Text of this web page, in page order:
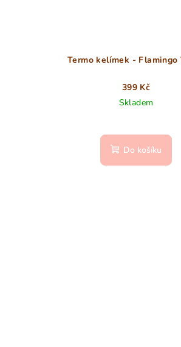
Termo kelímek - Flamingo
399 Kč
Skladem
Do košíku